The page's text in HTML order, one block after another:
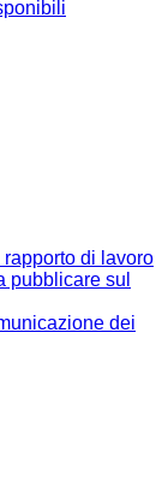
di lavoro
pubblicare sul
dei